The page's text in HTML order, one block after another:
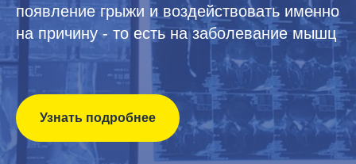
появление грыжи и воздействовать именно
на причину - то есть на заболевание мышц
Узнать подробнее